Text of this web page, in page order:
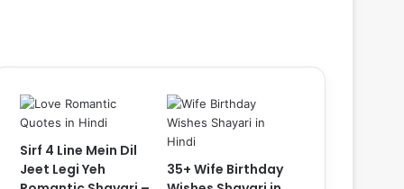
Sirf 4 Line Mein Dil
Jeet Legi Yeh
35+ Wife Birthday